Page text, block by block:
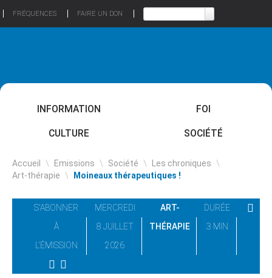
FRÉQUENCES FAIRE UN DON
INFORMATION FOI
CULTURE SOCIÉTÉ
Accueil \ Emissions \ Société \ Les chroniques \
Art-thérapie \ Moineaux thérapeutiques !
S'ABONNER
À
L'ÉMISSION
MERCREDI
8 JUILLET
2026
ART-
THÉRAPIE
DURÉE
3 MIN